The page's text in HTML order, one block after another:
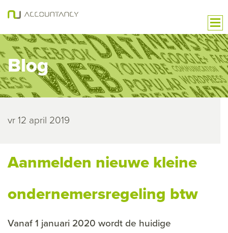
Blog
vr 12 april 2019
Aanmelden nieuwe kleine
ondernemersregeling btw
Vanaf 1 januari 2020 wordt de huidige